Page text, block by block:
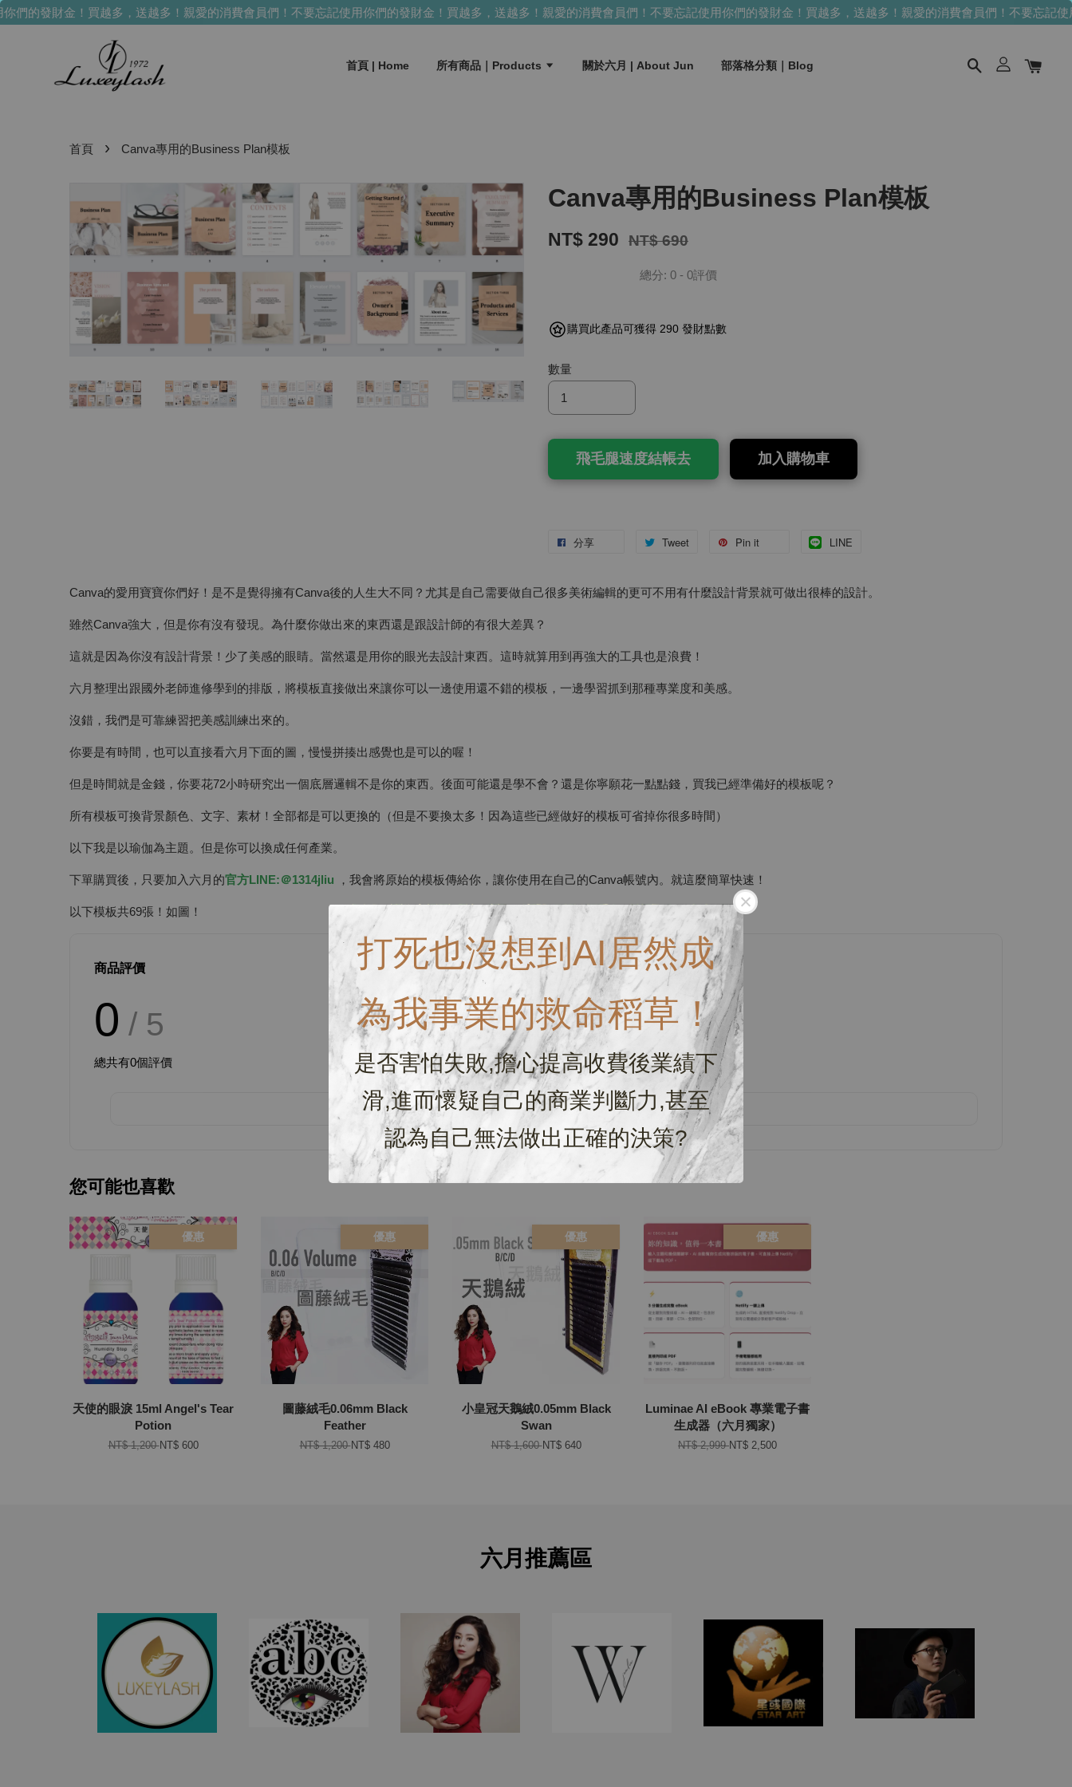
的發財金！買越多，送越多！親愛的消費會員們！不要忘記使用你們的發財金！買越多，送越多！親愛的消費會員們！不要忘記使用你們的發財金！買越多，送越多！親愛的消費會員們！不要忘記使用
打死也沒想到AI居然成
為我事業的救命稻草！
是否害怕失敗,擔心提高收費後業績下
滑,進而懷疑自己的商業判斷力,甚至
認為自己無法做出正確的決策?
首頁 | Home 所有商品｜Products 關於六月 | About Jun 部落格分類｜Blog
首頁 › Canva專用的Business Plan模板
Canva專用的Business Plan模板
NT$ 290 NT$ 690
總分: 0 - 0評價
購買此產品可獲得 290 發財點數
數量
飛毛腿速度結帳去 加入購物車
分享 Tweet Pin it LINE
Canva的愛用寶寶你們好！是不是覺得擁有Canva後的人生大不同？尤其是自己需要做自己很多美術編輯的更可不用有什麼設計背景就可做出很棒的設計。
雖然Canva強大，但是你有沒有發現。為什麼你做出來的東西還是跟設計師的有很大差異？
這就是因為你沒有設計背景！少了美感的眼睛。當然還是用你的眼光去設計東西。這時就算用到再強大的工具也是浪費！
六月整理出跟國外老師進修學到的排版，將模板直接做出來讓你可以一邊使用還不錯的模板，一邊學習抓到那種專業度和美感。
沒錯，我們是可靠練習把美感訓練出來的。
你要是有時間，也可以直接看六月下面的圖，慢慢拼揍出感覺也是可以的喔！
但是時間就是金錢，你要花72小時研究出一個底層邏輯不是你的東西。後面可能還是學不會？還是你寧願花一點點錢，買我已經準備好的模板呢？
所有模板可換背景顏色、文字、素材！全部都是可以更換的（但是不要換太多！因為這些已經做好的模板可省掉你很多時間）
以下我是以瑜伽為主題。但是你可以換成任何產業。
下單購買後，只要加入六月的官方LINE:＠1314jliu ，我會將原始的模板傳給你，讓你使用在自己的Canva帳號內。就這麼簡單快速！
以下模板共69張！如圖！
商品評價
0 / 5
總共有0個評價
您可能也喜歡
優惠
天使的眼淚 15ml Angel's Tear
Potion
NT$ 1,200NT$ 600
優惠
圖藤絨毛0.06mm Black
Feather
NT$ 1,200NT$ 480
優惠
小皇冠天鵝絨0.05mm Black
Swan
NT$ 1,600NT$ 640
優惠
Luminae AI eBook 專業電子書
生成器（六月獨家）
NT$ 2,999NT$ 2,500
六月推薦區